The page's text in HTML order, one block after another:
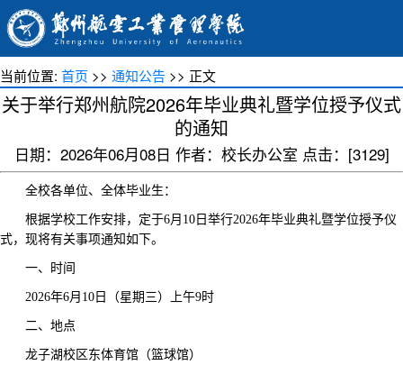
当前位置: 首页 >> 通知公告 >> 正文
关于举行郑州航院2026年毕业典礼暨学位授予仪式
的通知
日期：2026年06月08日 作者：校长办公室 点击：[3129]
全校各单位、全体毕业生：
根据学校工作安排，定于6月 10 日举行2026年毕业典礼暨学位授予仪
式，现将有关事项通知如下。
一、时间
2026年6月 10 日（星期三） 上午9时
二、地点
龙子湖校区东体育馆（篮球馆）